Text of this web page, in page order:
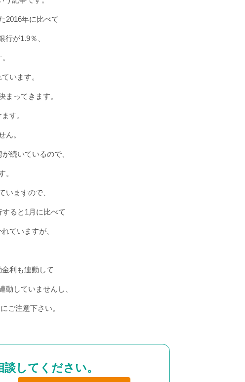
2016年に比べて
が1.9％、
います。
まってきます。
す。
ん。
続いているので、
。
ますので、
ると1月に比べて
ていますが、
利も連動して
動していませんし、
ご注意下さい。
してください。